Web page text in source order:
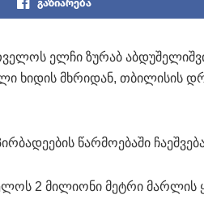
გაზიარება
ელჩი ზურაბ
ხიდის მხრიდან, თბილისის
წარმოებაში
2 მილიონი მეტრი